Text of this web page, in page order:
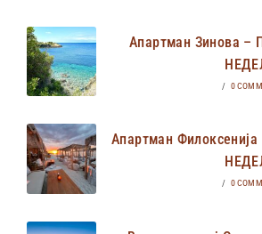
Апартман Зинова –
/ 0
Апартман
/ 0